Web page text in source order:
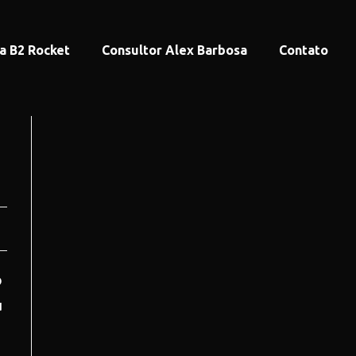
B2 Rocket Consultor Alex Barbosa Contato